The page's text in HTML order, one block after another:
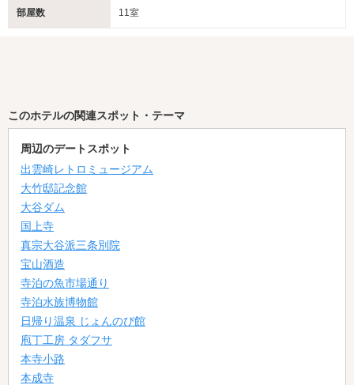
部屋数 11室
このホテルの関連スポット・テーマ
周辺のデートスポット
出雲崎レトロミュージアム
大竹邸記念館
大谷ダム
国上寺
真宗大谷派三条別院
宝山酒造
寺泊の魚市場通り
寺泊水族博物館
日帰り温泉 じょんのび館
庖丁工房 タダフサ
本寺小路
本成寺